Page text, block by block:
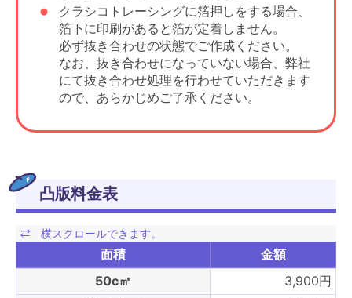
クラシコトレーシングに箔押しをする場合、
箔下に印刷があると箔が定着しません。
必ず抜き合わせの状態でご作成ください。
なお、抜き合わせになっていない場合、弊社
にて抜き合わせ処理を行わせていただきます
ので、あらかじめご了承ください。
凸版料金表
面積
金額
50c㎡
3,900円